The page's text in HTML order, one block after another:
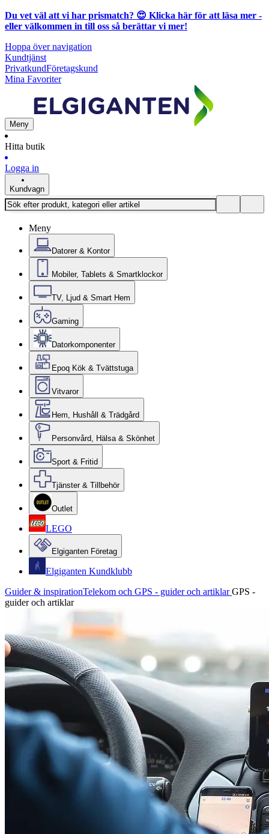
Du vet väl att vi har prismatch? 😍 Klicka här för att läsa mer -
eller välkommen in till oss så berättar vi mer!
Hoppa över navigation
Kundtjänst
PrivatkundFöretagskund
Mina Favoriter
Meny
Hitta butik
Logga in
Kundvagn
Meny
Datorer & Kontor
Mobiler, Tablets & Smartklockor
TV, Ljud & Smart Hem
Gaming
Datorkomponenter
Epoq Kök & Tvättstuga
Vitvaror
Hem, Hushåll & Trädgård
Personvård, Hälsa & Skönhet
Sport & Fritid
Tjänster & Tillbehör
Outlet
LEGO
Elgiganten Företag
Elgiganten Kundklubb
Guider & inspirationTelekom och GPS - guider och artiklarGPS -
guider och artiklar